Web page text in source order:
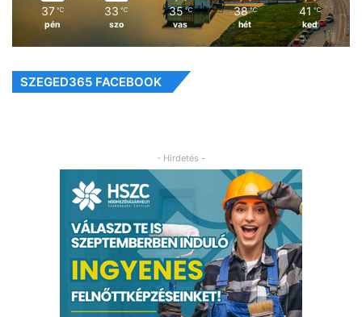
37 ℃
pén
33 ℃
szo
35 ℃
vas
38 ℃
hét
41 ℃
ked
SZEGED365 FACEBOOK
- Hirdetés -